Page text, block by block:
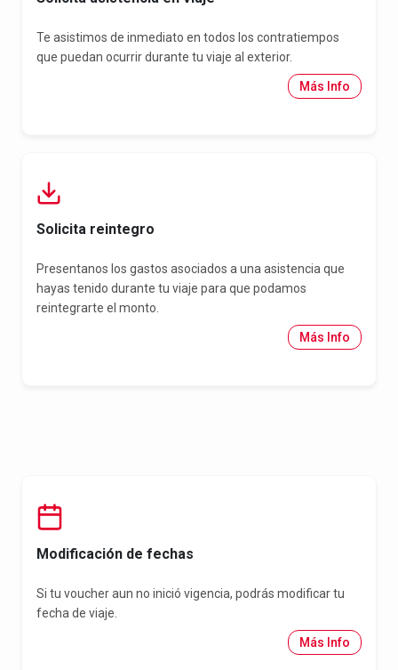
Te asistimos de inmediato en todos los contratiempos
que puedan ocurrir durante tu viaje al exterior.
Más Info
Solicita reintegro
Presentanos los gastos asociados a una asistencia que
hayas tenido durante tu viaje para que podamos
reintegrarte el monto.
Más Info
Modificación de fechas
Si tu voucher aun no inició vigencia, podrás modificar tu
fecha de viaje.
Más Info